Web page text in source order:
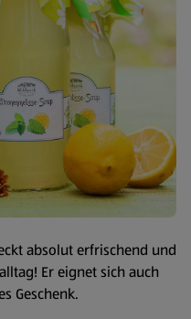
absolut erfrischend und
Er eignet sich auch
Geschenk.